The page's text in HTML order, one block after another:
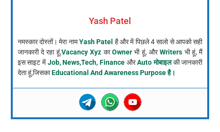
Yash Patel
नमस्कार दोस्तों। मेरा नामYash Patel है और में पिछले 4 सालो से आपको सही
जानकारी दे रहा हूं,Vacancy Xyz काOwnerभी हूं, औरWriters भी हूं, मैं
इस साइट मेंJob, News,Tech, Finance औरAuto मोबाइलकी जानकारी
देता हूं,जिसकाEducational And Awareness Purpose है।